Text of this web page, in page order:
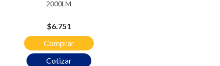
2000LM
Cotizar
Precio
$6.751
Comprar